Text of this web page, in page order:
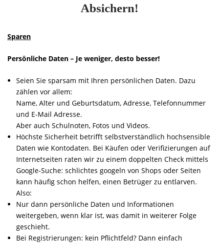
Absichern!
Sparen
Persönliche Daten – Je weniger, desto besser!
Seien Sie sparsam mit Ihren persönlichen Daten. Dazu
zählen vor allem:
Name, Alter und Geburtsdatum, Adresse, Telefonnummer
und E-Mail Adresse.
Aber auch Schulnoten, Fotos und Videos.
Höchste Sicherheit betrifft selbstverständlich hochsensible
Daten wie Kontodaten. Bei Käufen oder Verifizierungen auf
Internetseiten raten wir zu einem doppelten Check mittels
Google-Suche: schlichtes googeln von Shops oder Seiten
kann häufig schon helfen, einen Betrüger zu entlarven.
Also:
Nur dann persönliche Daten und Informationen
weitergeben, wenn klar ist, was damit in weiterer Folge
geschieht.
Bei Registrierungen: kein Pflichtfeld? Dann einfach